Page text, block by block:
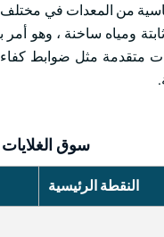
من المعدات في مختلف
ومياه ساخنة ، وهو
متقدمة مثل ضوابط
سوق الغلايات
النقطة الرئيسية